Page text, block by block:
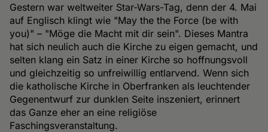
Gestern war weltweiter Star-Wars-Tag, denn der 4. Mai
auf Englisch klingt wie "May the the Force (be with
you)" – "Möge die Macht mit dir sein". Dieses Mantra
hat sich neulich auch die Kirche zu eigen gemacht, und
selten klang ein Satz in einer Kirche so hoffnungsvoll
und gleichzeitig so unfreiwillig entlarvend. Wenn sich
die katholische Kirche in Oberfranken als leuchtender
Gegenentwurf zur dunklen Seite inszeniert, erinnert
das Ganze eher an eine religiöse
Faschingsveranstaltung.